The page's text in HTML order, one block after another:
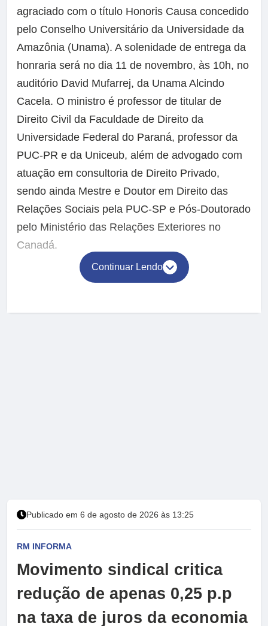
agraciado com o título Honoris Causa concedido
pelo Conselho Universitário da Universidade da
Amazônia (Unama). A solenidade de entrega da
honraria será no dia 11 de novembro, às 10h, no
auditório David Mufarrej, da Unama Alcindo
Cacela. O ministro é professor de titular de
Direito Civil da Faculdade de Direito da
Universidade Federal do Paraná, professor da
PUC-PR e da Uniceub, além de advogado com
atuação em consultoria de Direito Privado,
sendo ainda Mestre e Doutor em Direito das
Relações Sociais pela PUC-SP e Pós-Doutorado
pelo Ministério das Relações Exteriores no
Canadá.
Continuar Lendo
Publicado em 6 de agosto de 2026 às 13:25
RM INFORMA
Movimento sindical critica
redução de apenas 0,25 p.p
na taxa de juros da economia